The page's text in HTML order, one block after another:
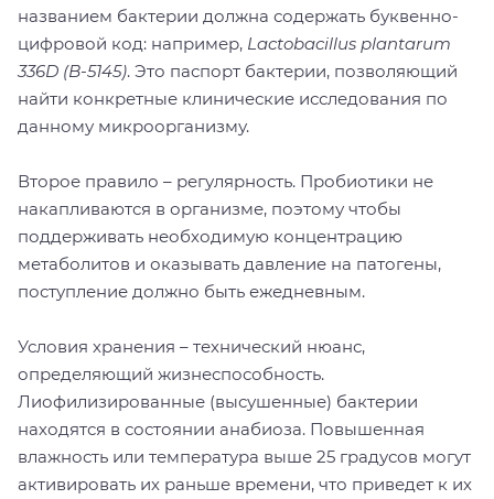
названием бактерии должна содержать буквенно-
цифровой код: например, Lactobacillus plantarum
336D (B-5145). Это паспорт бактерии, позволяющий
найти конкретные клинические исследования по
данному микроорганизму.
Второе правило – регулярность. Пробиотики не
накапливаются в организме, поэтому чтобы
поддерживать необходимую концентрацию
метаболитов и оказывать давление на патогены,
поступление должно быть ежедневным.
Условия хранения – технический нюанс,
определяющий жизнеспособность.
Лиофилизированные (высушенные) бактерии
находятся в состоянии анабиоза. Повышенная
влажность или температура выше 25 градусов могут
активировать их раньше времени, что приведет к их